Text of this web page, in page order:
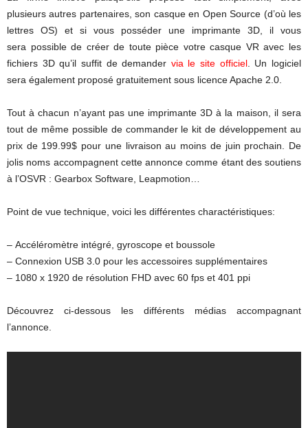
plusieurs autres partenaires, son casque en Open Source (d’où les
lettres OS) et si vous posséder une imprimante 3D, il vous
sera possible de créer de toute pièce votre casque VR avec les
fichiers 3D qu’il suffit de demander via le site officiel. Un logiciel
sera également proposé gratuitement sous licence Apache 2.0.
Tout à chacun n’ayant pas une imprimante 3D à la maison, il sera
tout de même possible de commander le kit de développement au
prix de 199.99$ pour une livraison au moins de juin prochain. De
jolis noms accompagnent cette annonce comme étant des soutiens
à l’OSVR : Gearbox Software, Leapmotion…
Point de vue technique, voici les différentes charactéristiques:
– Accéléromètre intégré, gyroscope et boussole
– Connexion USB 3.0 pour les accessoires supplémentaires
– 1080 x 1920 de résolution FHD avec 60 fps et 401 ppi
Découvrez ci-dessous les différents médias accompagnant
l’annonce.